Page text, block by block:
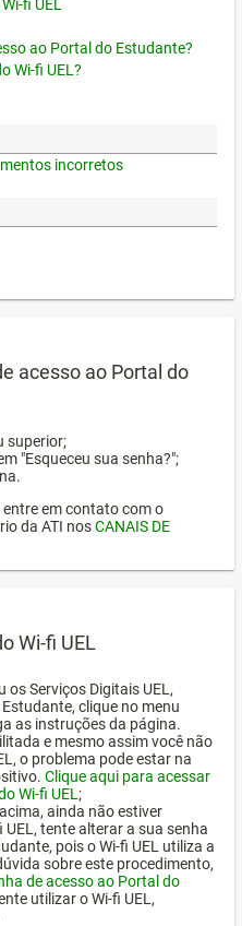
fi UEL
ao Portal do Estudante?
Wi-fi UEL?
incorretos
acesso ao Portal do
superior;
"Esqueceu sua senha?";
em contato com o
da ATI nosCANAIS DE
Wi-fi UEL
os Serviços Digitais UEL,
clique no menu
as instruções da página.
e mesmo assim você não
o problema pode estar na
Clique aqui para acessar
Wi-fi UEL ;
ainda não estiver
tente alterar a sua senha
pois o Wi-fi UEL utiliza a
sobre este procedimento,
de acesso ao Portal do
utilizar o Wi-fi UEL,